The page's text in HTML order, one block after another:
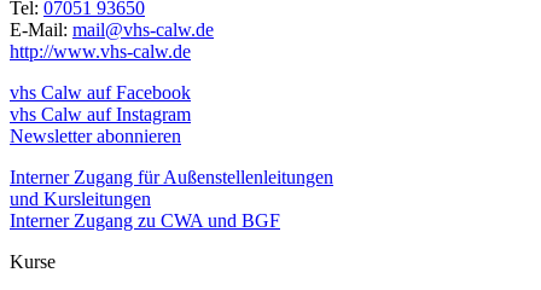
Tel: 07051 93650
E-Mail: mail@vhs-calw.de
http://www.vhs-calw.de
vhs Calw auf Facebook
vhs Calw auf Instagram
Newsletter abonnieren
Interner Zugang für Außenstellenleitungen
und Kursleitungen
Interner Zugang zu CWA und BGF
Kurse